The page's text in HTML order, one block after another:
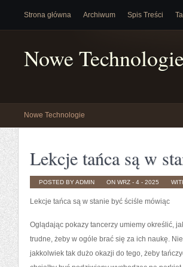
Strona główna Archiwum Spis Treści
Nowe
Nowe Technologie
Lekcje tańca są w
POSTED BY ADMIN ON WRZ - 4 - 2025
Lekcje tańca są w stanie być ściśle mówiąc
Oglądając pokazy tancerzy umiemy określić,
trudne, żeby w ogóle brać się za ich naukę.
jakkolwiek tak dużo okazji do tego, żeby